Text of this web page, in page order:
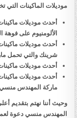
موديلات الماكينات التي
أحدث موديلات
الألومنيوم على
أحدث موديلات
شرينك والتي تحمل
أحدث موديلات
أحدث موديلات
ماركة المهندس منسي
وحيث أننا نهتم بتقديم
المهندس منسي دعوة